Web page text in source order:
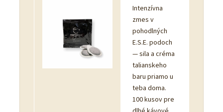
Intenzívna
zmes v
pohodlných
E.S.E. podoch
— sila a créma
talianskeho
baru priamo u
teba doma.
100 kusov pre